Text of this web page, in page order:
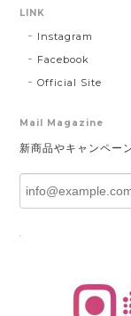
LINK
Instagram
Facebook
Official Site
Mail Magazine
新商品やキャンペー